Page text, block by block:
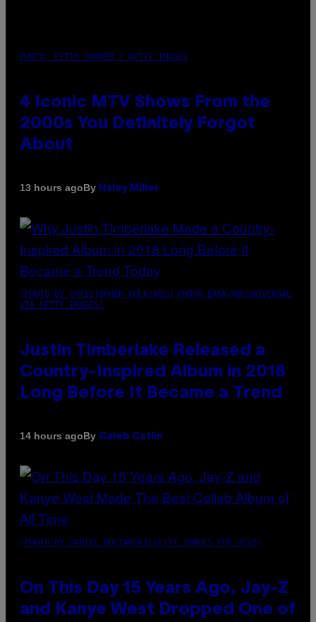
PHOTO: PETER KRAMER / GETTY IMAGES
4 Iconic MTV Shows From the
2000s You Definitely Forgot
About
13 hours agoBy Haley Miller
(PHOTO BY CHRISTOPHER POLK/NBCU PHOTO BANK/NBCUNIVERSAL
VIA GETTY IMAGES)
Justin Timberlake Released a
Country-Inspired Album in 2018
Long Before It Became a Trend
14 hours agoBy Caleb Catlin
(PHOTO BY DANIEL BOCZARSKI/GETTY IMAGES FOR VEVO)
On This Day 15 Years Ago, Jay-Z
and Kanye West Dropped One of